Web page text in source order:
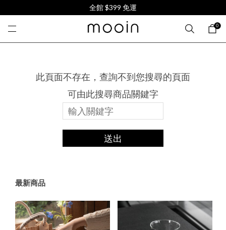
全館 $399 免運
0
此頁面不存在，查詢不到您搜尋的頁面
可由此搜尋商品關鍵字
送出
最新商品